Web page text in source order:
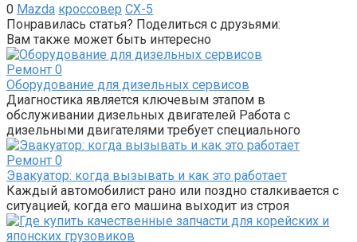
0 Mazda кроссовер СХ-5
Понравилась статья? Поделиться с друзьями:
Вам также может быть интересно
Ремонт 0
Оборудование для дизельных сервисов
Диагностика является ключевым этапом в
обслуживании дизельных двигателей Работа с
дизельными двигателями требует специального
Ремонт 0
Эвакуатор: когда вызывать и как это работает
Каждый автомобилист рано или поздно сталкивается с
ситуацией, когда его машина выходит из строя